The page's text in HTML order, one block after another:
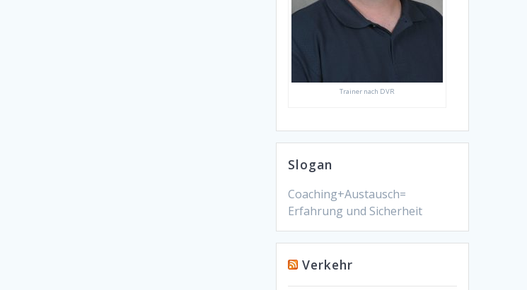
Trainer nach DVR
Slogan
Coaching+Austausch=
Erfahrung und Sicherheit
Verkehr